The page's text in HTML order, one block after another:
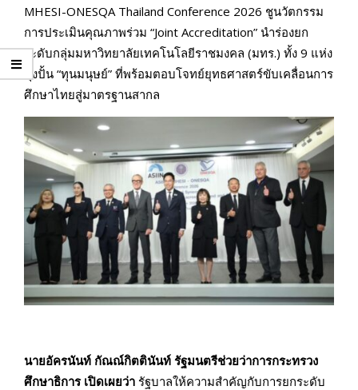
MHESI-ONESQA Thailand Conference 2026 ชูนวัตกรรม
การประเมินคุณภาพร่วม “Joint Accreditation” นำร่องยก
ระดับกลุ่มมหาวิทยาลัยเทคโนโลยีราชมงคล (มทร.) ทั้ง 9 แห่ง
มุ่งปั้น “ทุนมนุษย์” ที่พร้อมตอบโจทย์ยุทธศาสตร์ขับเคลื่อนการ
ศึกษาไทยสู่มาตรฐานสากล
นายอัครนันท์ กัณณ์กิตตินันท์ รัฐมนตรีช่วยว่าการกระทรวง
ศึกษาธิการ เปิดเผยว่า รัฐบาลให้ความสำคัญกับการยกระดับ